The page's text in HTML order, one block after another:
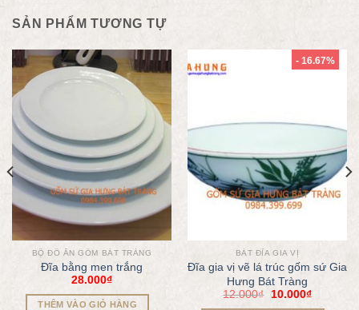
SẢN PHẨM TƯƠNG TỰ
BỘ ĐỒ ĂN GỐM BÁT TRÀNG
Đĩa bằng men trắng
28.000₫
THÊM VÀO GIỎ HÀNG
- 16.67%
BÁT ĐĨA GIA VỊ
Đĩa gia vị vẽ lá trúc gốm sứ Gia
Hưng Bát Tràng
12.000₫ 10.000₫